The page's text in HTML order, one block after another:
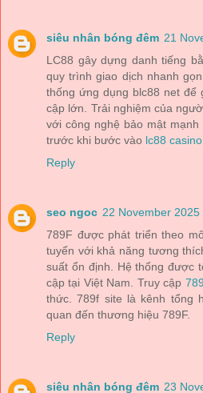
siêu nhân bóng đêm 21
LC88 gây dựng danh tiếng
quy trình giao dịch nhanh
thống ứng dụng blc88 net
cập lớn. Trải nghiệm của
với công nghệ bảo mật
trước khi bước vào lc88 casino
Reply
seo ngoc 22 November 2025
789F được phát triển theo
tuyến với khả năng tương
suất ổn định. Hệ thống được
cập tại Việt Nam. Truy cập
thức. 789f site là kênh tổng
quan đến thương hiệu 789F.
Reply
siêu nhân bóng đêm 23